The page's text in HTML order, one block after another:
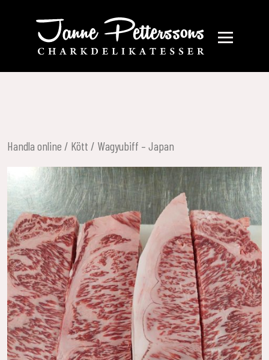
Handla online / Kött / Wagyubiff – Japan